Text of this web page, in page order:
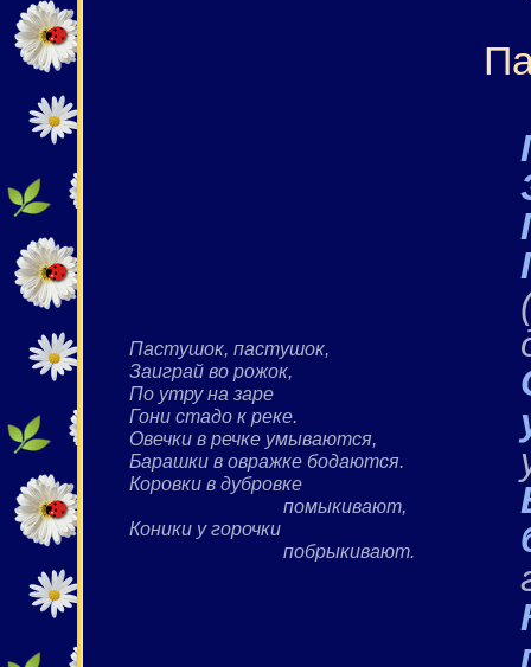
Пастушок, пастушок,
Заиграй во рожок,
По утру на заре
Гони стадо к реке.
Овечки в речке умываются,
Барашки в овражке бодаются.
Коровки в дубровке
помыкивают,
Коники у горочки
побрыкивают.